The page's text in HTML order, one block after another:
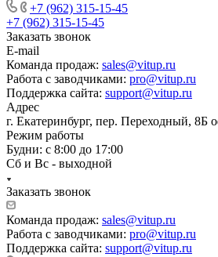
+7 (962) 315-15-45
+7 (962) 315-15-45
Заказать звонок
E-mail
Команда продаж: sales@vitup.ru
Работа с заводчиками: pro@vitup.ru
Поддержка сайта: support@vitup.ru
Адрес
г. Екатеринбург, пер. Переходный, 8Б
Режим работы
Будни: с 8:00 до 17:00
Сб и Вс - выходной
Заказать звонок
Команда продаж: sales@vitup.ru
Работа с заводчиками: pro@vitup.ru
Поддержка сайта: support@vitup.ru